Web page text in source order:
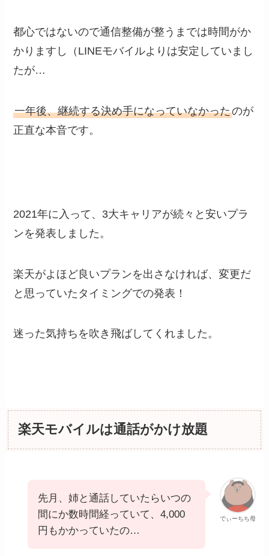
都心ではないので通信整備が整うまでは時間がか
かりますし（LINEモバイルよりは安定していまし
たが…
一年後、継続する決め手になっていなかったのが
正直な本音です。
2021年に入って、3大キャリアが続々と安いプラ
ンを発表しました。
楽天がよほど良いプランを出さなければ、変更だ
と思っていたタイミングでの発表！
迷った気持ちを吹き飛ばしてくれました。
楽天モバイルは通話がかけ放題
でぃーちち母
先月、姉と通話していたらいつの
間にか数時間経っていて、4,000
円もかかっていたの…